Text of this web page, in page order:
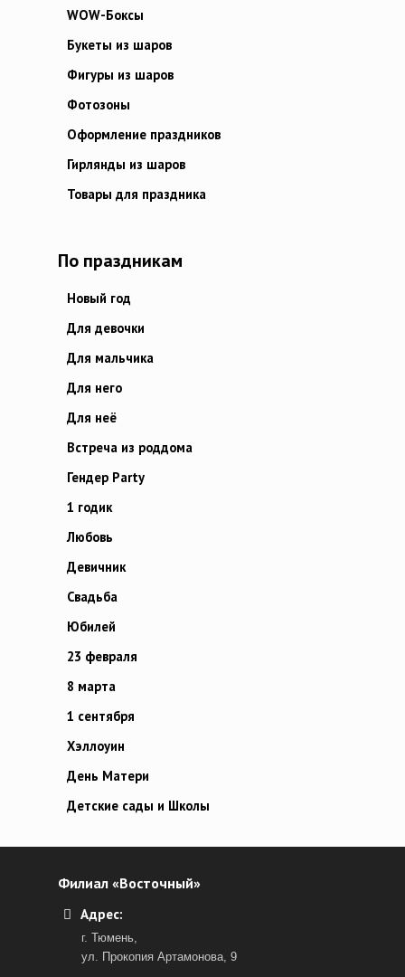
WOW-Боксы
Букеты из шаров
Фигуры из шаров
Фотозоны
Оформление праздников
Гирлянды из шаров
Товары для праздника
По праздникам
Новый год
Для девочки
Для мальчика
Для него
Для неё
Встреча из роддома
Гендер Party
1 годик
Любовь
Девичник
Свадьба
Юбилей
23 февраля
8 марта
1 сентября
Хэллоуин
День Матери
Детские сады и Школы
Филиал «Восточный»
Адрес:
г. Тюмень,
ул. Прокопия Артамонова, 9